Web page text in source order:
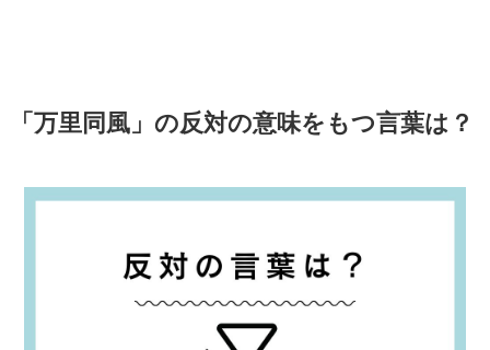
「万里同風」の反対の意味をもつ言葉は？